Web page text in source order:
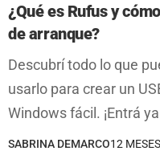
¿Qué es Rufus y
de arranque?
Descubrí todo lo que
usarlo para crear un
Windows fácil. ¡Entrá
SABRINA DEMARCO12